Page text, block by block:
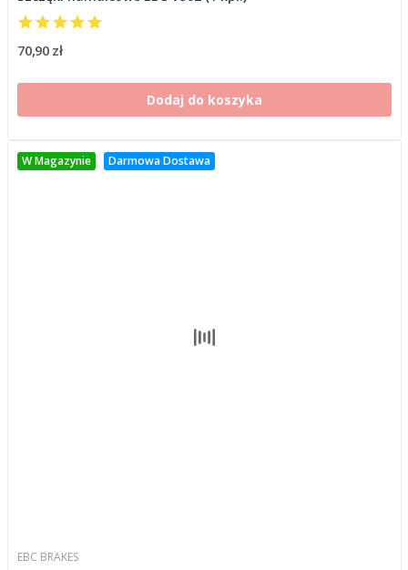
70,90 zł
Dodaj do koszyka
W Magazynie Darmowa Dostawa
EBC BRAKES